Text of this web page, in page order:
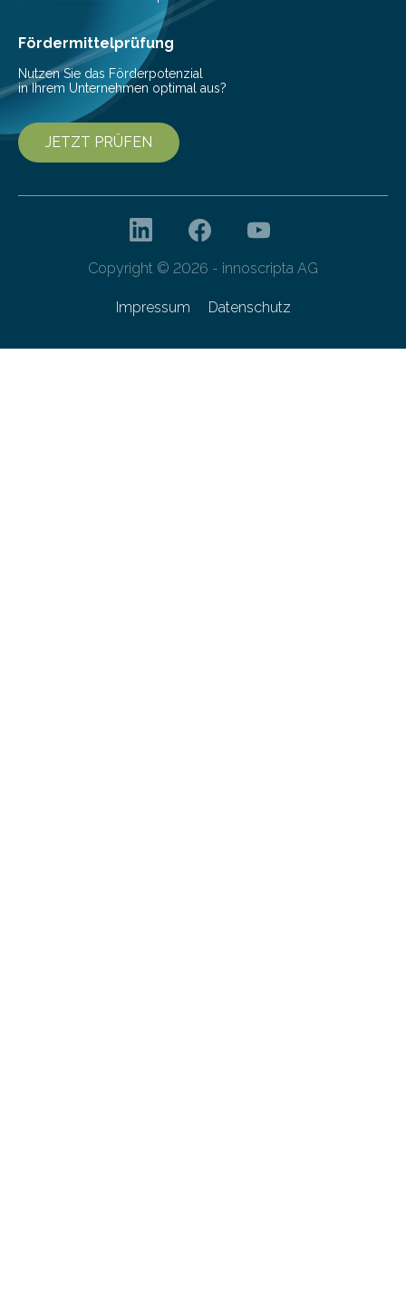
haben nun gezeigt, dass viele…
Fördermittelprüfung
Nutzen Sie das Förderpotenzial
in Ihrem Unternehmen optimal aus?
JETZT PRÜFEN
Copyright © 2026 - innoscripta AG
Impressum Datenschutz